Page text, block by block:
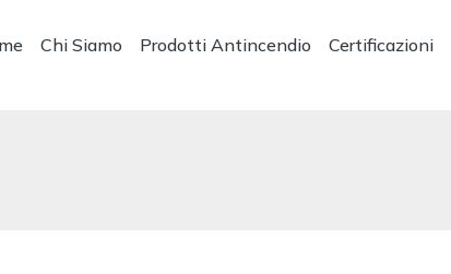
Chi Siamo Prodotti Antincendio Certificazioni